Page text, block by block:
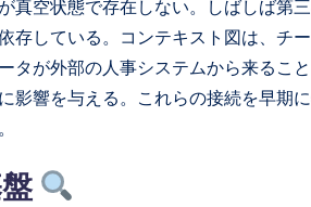
真空状態で存在しない。しばしば第
存している。コンテキスト図は、チ
タが外部の人事システムから来るこ
影響を与える。これらの接続を早期